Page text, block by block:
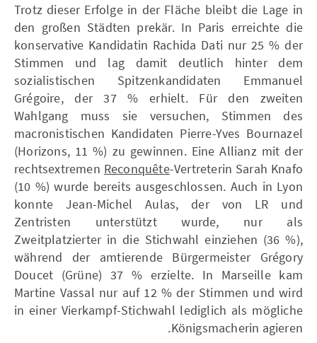
Trotz dieser Erfolge in der Fläche bleibt die Lage in
den großen Städten prekär. In Paris erreichte die
konservative Kandidatin Rachida Dati nur 25 % der
Stimmen und lag damit deutlich hinter dem
sozialistischen Spitzenkandidaten Emmanuel
Grégoire, der 37 % erhielt. Für den zweiten
Wahlgang muss sie versuchen, Stimmen des
macronistischen Kandidaten Pierre-Yves Bournazel
(Horizons, 11 %) zu gewinnen. Eine Allianz mit der
rechtsextremen Reconquête-Vertreterin Sarah Knafo
(10 %) wurde bereits ausgeschlossen. Auch in Lyon
konnte Jean-Michel Aulas, der von LR und
Zentristen unterstützt wurde, nur als
Zweitplatzierter in die Stichwahl einziehen (36 %),
während der amtierende Bürgermeister Grégory
Doucet (Grüne) 37 % erzielte. In Marseille kam
Martine Vassal nur auf 12 % der Stimmen und wird
in einer Vierkampf-Stichwahl lediglich als mögliche
Königsmacherin agieren.